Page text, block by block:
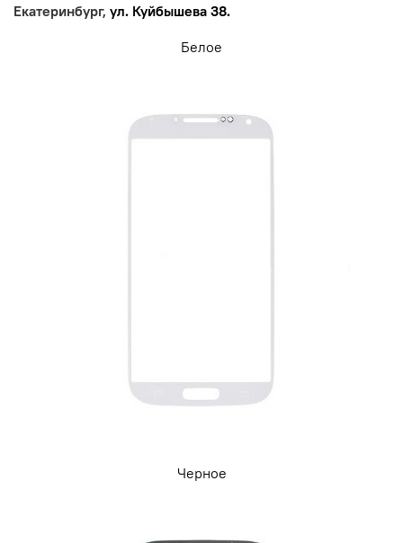
Екатеринбург, ул. Куйбышева 38.
Белое
Черное